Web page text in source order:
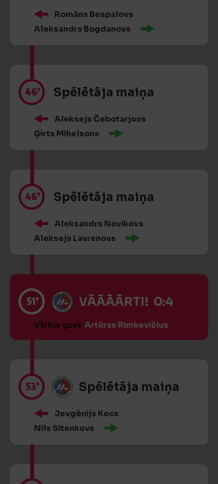
Romāns Bespalovs
Aleksandrs Bogdanovs
46’ Spēlētāja maiņa
Aleksejs Čebotarjovs
Ģirts Mihelsons
46’ Spēlētāja maiņa
Aleksandrs Novikovs
Aleksejs Lavrenovs
51’ VĀĀĀĀRTI! 0:4
Vārtus guva Artūras Rimkevičius
53’ Spēlētāja maiņa
Jevgēnijs Kecs
Nils Sitenkovs